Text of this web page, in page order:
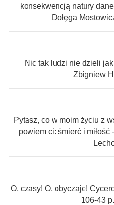
konsekwencją natury
Dołęga
Nic tak ludzi nie dzieli
Zbigniew
Pytasz, co w moim życiu z
powiem ci: śmierć i miłość
O, czasy! O, obyczaje!
106-43